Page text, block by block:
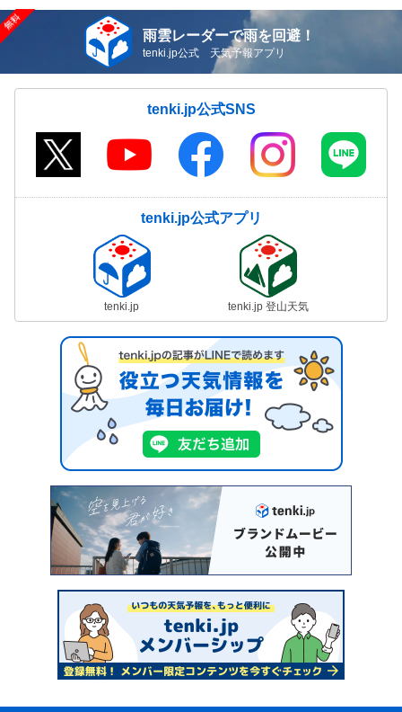
雨雲レーダーで雨を回避！
tenki.jp公式 天気予報アプリ
tenki.jp公式SNS
tenki.jp公式アプリ
tenki.jp tenki.jp 登山天気